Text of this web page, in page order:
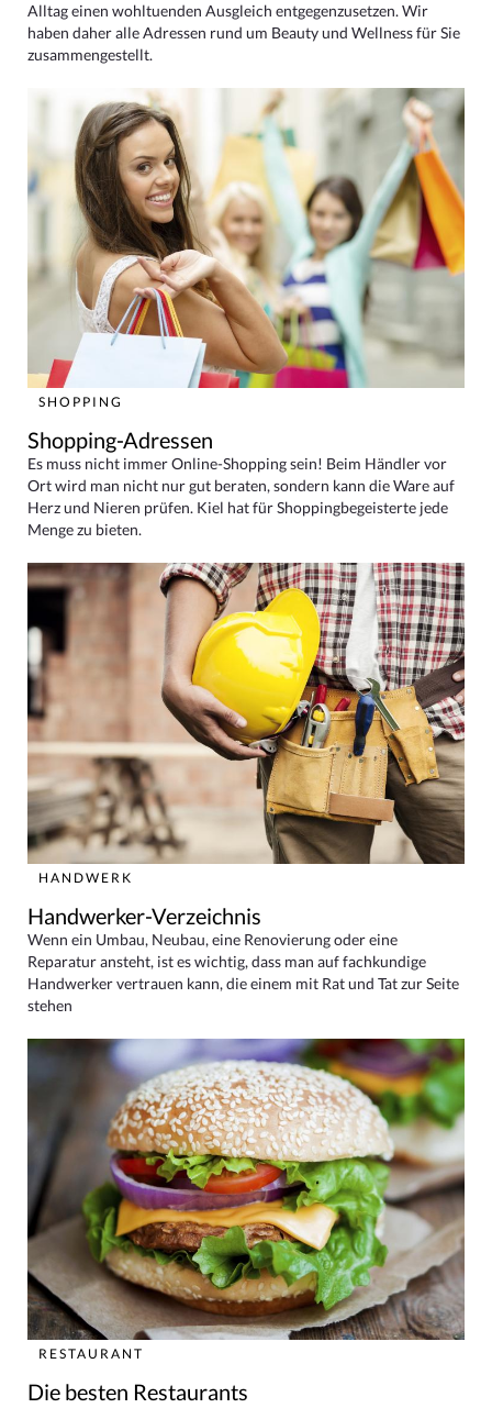
Alltag einen wohltuenden Ausgleich entgegenzusetzen. Wir
haben daher alle Adressen rund um Beauty und Wellness für Sie
zusammengestellt.
SHOPPING
Shopping-Adressen
Es muss nicht immer Online-Shopping sein! Beim Händler vor
Ort wird man nicht nur gut beraten, sondern kann die Ware auf
Herz und Nieren prüfen. Kiel hat für Shoppingbegeisterte jede
Menge zu bieten.
HANDWERK
Handwerker-Verzeichnis
Wenn ein Umbau, Neubau, eine Renovierung oder eine
Reparatur ansteht, ist es wichtig, dass man auf fachkundige
Handwerker vertrauen kann, die einem mit Rat und Tat zur Seite
stehen
RESTAURANT
Die besten Restaurants